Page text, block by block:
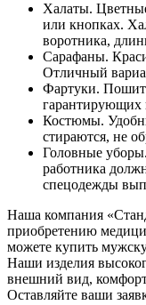
Халаты.
или кнопках.
воротника,
Сарафаны.
Отличный
Фартуки.
гарантирующих
Костюмы.
стираются, не
Головные
работника
спецодежды
Наша компания
приобретению
можете купить
Наши изделия
внешний вид,
Оставляйте ваши